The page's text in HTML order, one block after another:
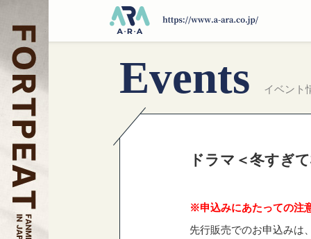
Events イベント
ドラマ＜冬すぎ
※申込みにあたっての注
先行販売でのお申込みは